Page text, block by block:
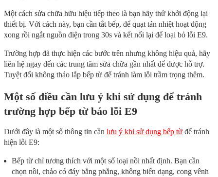
Một cách sửa chữa hữu hiệu tiếp theo là bạn hãy thử khởi động lại
thiết bị. Với cách này, bạn cần tắt bếp, để quạt tản nhiệt hoạt động
xong rồi ngắt nguồn điện trong 30s và kết nối lại để loại bỏ lỗi E9.
Trường hợp đã thực hiện các bước trên nhưng không hiệu quả, hãy
liên hệ ngay đến các trung tâm sửa chữa gần nhất để được hỗ trợ.
Tuyệt đối không tháo lắp bếp từ để tránh làm lỗi trầm trọng thêm.
Một số điều cần lưu ý khi sử dụng để tránh
trường hợp bếp từ báo lỗi E9
Dưới đây là một số thông tin cần lưu ý khi sử dụng bếp từ để tránh
hiện lỗi E9:
Bếp từ chỉ tương thích với một số loại nồi nhất định. Bạn cần
chọn nồi, chảo có đáy bằng phẳng, không biến dạng, cong vênh